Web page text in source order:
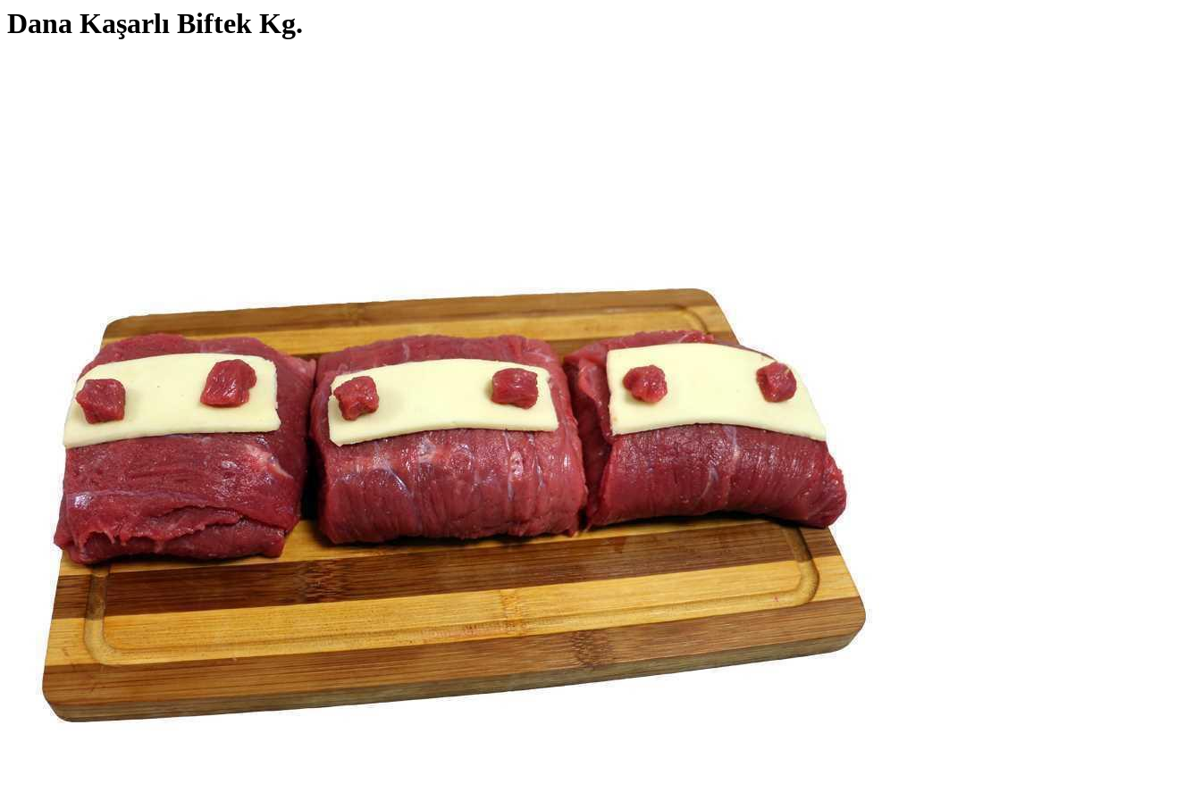
Dana Kaşarlı Biftek Kg.